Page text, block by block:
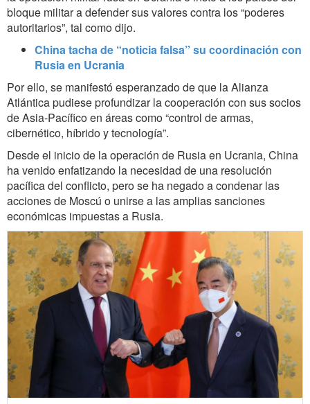
bloque militar a defender sus valores contra los “poderes
autoritarios”, tal como dijo.
China tacha de “noticia falsa” su coordinación con
Rusia en Ucrania
Por ello, se manifestó esperanzado de que la Alianza
Atlántica pudiese profundizar la cooperación con sus socios
de Asia-Pacífico en áreas como “control de armas,
cibernético, híbrido y tecnología”.
Desde el inicio de la operación de Rusia en Ucrania, China
ha venido enfatizando la necesidad de una resolución
pacífica del conflicto, pero se ha negado a condenar las
acciones de Moscú o unirse a las amplias sanciones
económicas impuestas a Rusia.